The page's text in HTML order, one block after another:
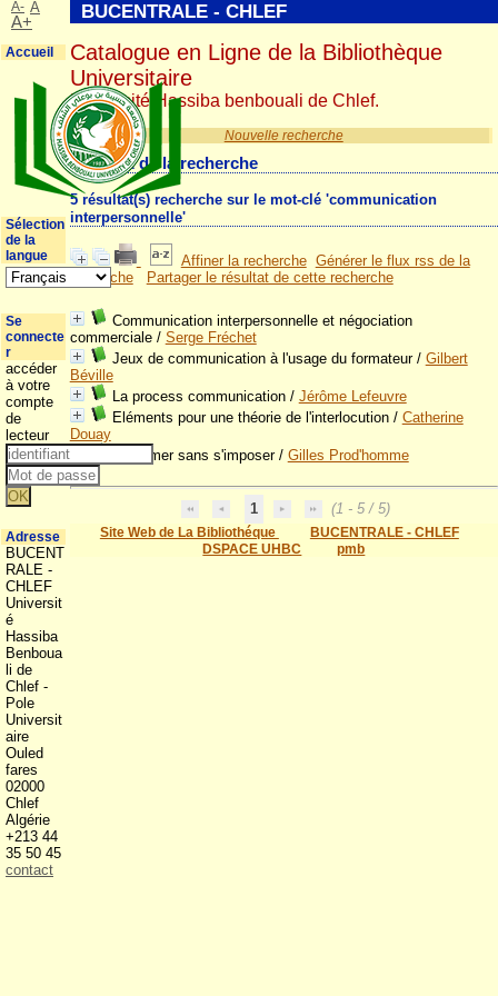
Nouvelle recherche
Résultat de la recherche
5 résultat(s) recherche sur le mot-clé 'communication
interpersonnelle'
Affiner la recherche Générer le flux rss de la
recherche
Partager le résultat de cette recherche
Communication interpersonnelle et négociation
commerciale/ Serge Fréchet
Jeux de communication à l'usage du formateur/ Gilbert
Béville
La process communication/ Jérôme Lefeuvre
Eléments pour une théorie de l'interlocution/ Catherine
Douay
S'affirmer sans s'imposer/ Gilles Prod'homme
1 (1 - 5 / 5)
Site Web de La Bibliothéque
BUCENTRALE - CHLEF
DSPACE UHBC
pmb
BUCENTRALE - CHLEF
Catalogue en Ligne de la Bibliothèque
Universitaire
Université Hassiba benbouali de Chlef.
A- A
A+
Accueil
Sélection
de la
langue
Se
connecte
r
accéder
à votre
compte
de
lecteur
Adresse
BUCENT
RALE -
CHLEF
Universit
é
Hassiba
Benboua
li de
Chlef -
Pole
Universit
aire
Ouled
fares
02000
Chlef
Algérie
+213 44
35 50 45
contact